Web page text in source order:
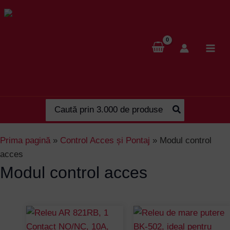
Skip
to
for:
Prima pagină» Control Acces și Pontaj » Modul control
acces
Modul control acces